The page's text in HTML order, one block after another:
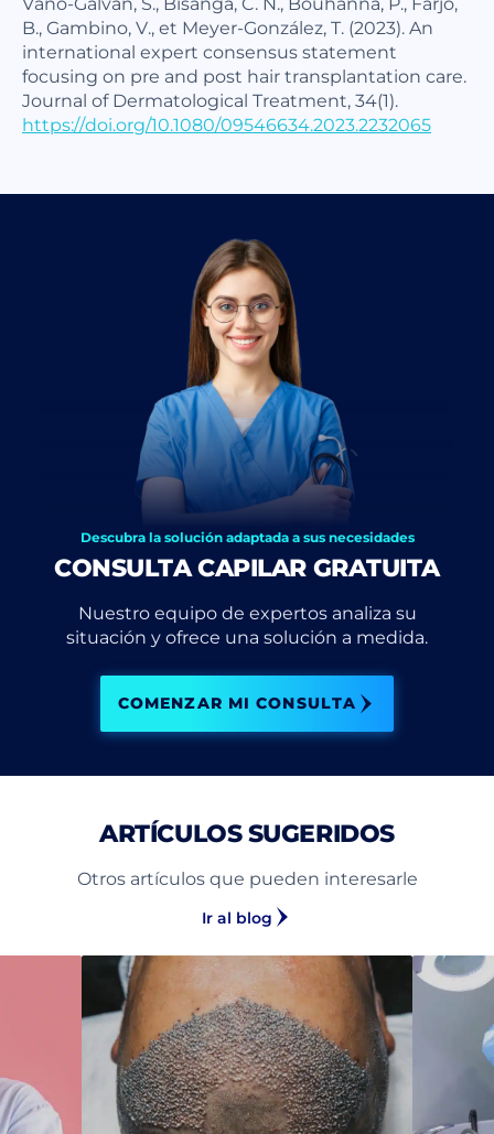
B., Gambino, V., et Meyer-González, T. (2023). An
international expert consensus statement
focusing on pre and post hair transplantation care.
Journal of Dermatological Treatment, 34(1).
https://doi.org/10.1080/09546634.2023.2232065
Descubra la solución adaptada a sus necesidades
CONSULTA CAPILAR GRATUITA
Nuestro equipo de expertos analiza su
situación y ofrece una solución a medida.
COMENZAR MI CONSULTA
ARTÍCULOS SUGERIDOS
Otros artículos que pueden interesarle
Ir al blog